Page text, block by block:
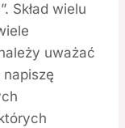
Skład wielu
uważać